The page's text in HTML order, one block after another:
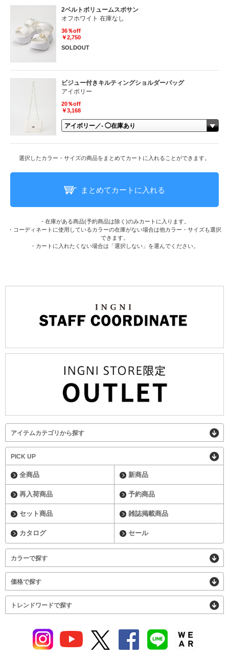
2ベルトボリュームスポサン
オフホワイト 在庫なし
36％off
￥2,750
SOLDOUT
ビジュー付きキルティングショルダーバッグ
アイボリー
20％off
￥3,168
選択したカラー・サイズの商品をまとめてカートに入れることができます。
まとめてカートに入れる
・在庫がある商品(予約商品は除く)のみカートに入ります。
・コーディネートに使用しているカラーの在庫がない場合は他カラー・サイズも選択
できます。
・カートに入れたくない場合は「選択しない」を選んでください。
アイテムカテゴリから探す
PICK UP
全商品 新商品
再入荷商品 予約商品
セット商品 雑誌掲載商品
カタログ セール
カラーで探す
価格で探す
トレンドワードで探す